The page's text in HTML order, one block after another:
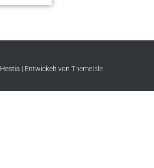
Hestia | Entwickelt von ThemeIsle